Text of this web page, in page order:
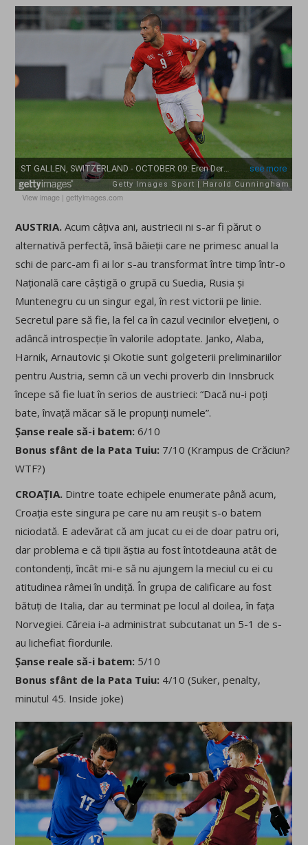
View image |gettyimages.com
AUSTRIA. Acum câțiva ani, austriecii ni s-ar fi părut o
alternativă perfectă, însă băieții care ne primesc anual la
schi de parc-am fi ai lor s-au transformat între timp într-o
Națională care câștigă o grupă cu Suedia, Rusia și
Muntenegru cu un singur egal, în rest victorii pe linie.
Secretul pare să fie, la fel ca în cazul vecinilor elvețieni, o
adâncă introspecție în valorile adoptate. Janko, Alaba,
Harnik, Arnautovic și Okotie sunt golgeterii preliminariilor
pentru Austria, semn că un vechi proverb din Innsbruck
începe să fie luat în serios de austrieci: “Dacă nu-i poți
bate, învață măcar să le propunți numele”.
Șanse reale să-i batem: 6/10
Bonus sfânt de la Pata Tuiu: 7/10 (Krampus de Crăciun?
WTF?)
CROAȚIA. Dintre toate echipele enumerate până acum,
Croația este singura pe care nu am reușit s-o batem
niciodată. E adevărat că am jucat cu ei de doar patru ori,
dar problema e că tipii ăștia au fost întotdeauna atât de
contondenți, încât mi-e să nu ajungem la meciul cu ei cu
atitudinea râmei în undiță. În grupa de calificare au fost
bătuți de Italia, dar au terminat pe locul al doilea, în fața
Norvegiei. Căreia i-a administrat subcutanat un 5-1 de s-
au lichefiat fiordurile.
Șanse reale să-i batem: 5/10
Bonus sfânt de la Pata Tuiu: 4/10 (Suker, penalty,
minutul 45. Inside joke)